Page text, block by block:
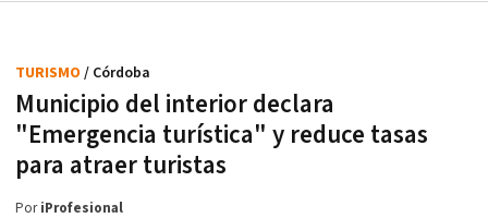
Municipio del interior declara
"Emergencia turística" y reduce tasas
para atraer turistas
TURISMO / Córdoba
PoriProfesional